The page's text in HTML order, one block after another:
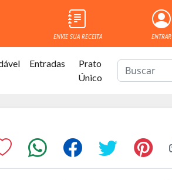
ENVIE SUA RECEITA ENTRAR
Entradas
Prato
Único